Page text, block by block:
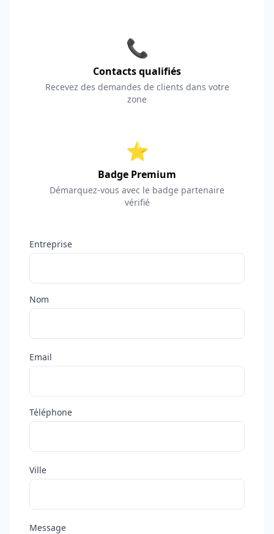
📞
Contacts qualifiés
Recevez des demandes de clients dans votre
zone
⭐
Badge Premium
Démarquez-vous avec le badge partenaire
vérifié
Entreprise
Nom
Email
Téléphone
Ville
Message